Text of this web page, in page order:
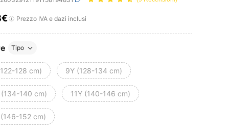
AND AVAILABILITY
Prezzo IVA e dazi inclusi
Tipo
128 cm) 9Y (128-134 cm)
(134-140 cm) 11Y (140-146 cm)
(146-152 cm)